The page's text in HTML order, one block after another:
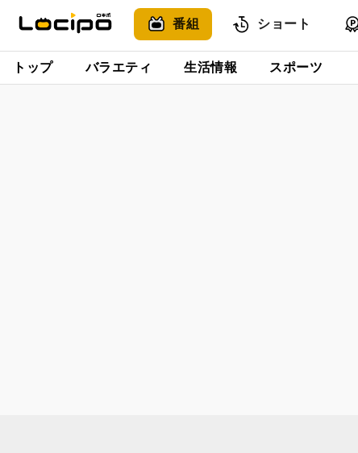
番組 ショート
トップ バラエティ 生活情報 スポーツ